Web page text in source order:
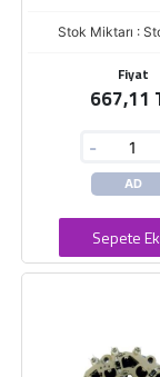
Stok Miktarı :
Fiyat
667,11
-
AD
Sepete